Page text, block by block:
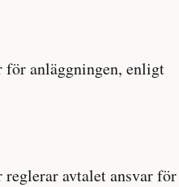
för anläggningen, enligt
avtalet ansvar